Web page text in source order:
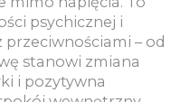
psychicznej i
– od
stanowi zmiana
i pozytywna